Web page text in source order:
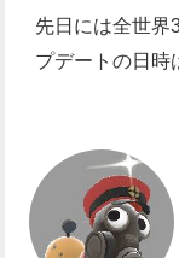
先日には全世界
プデートの日時